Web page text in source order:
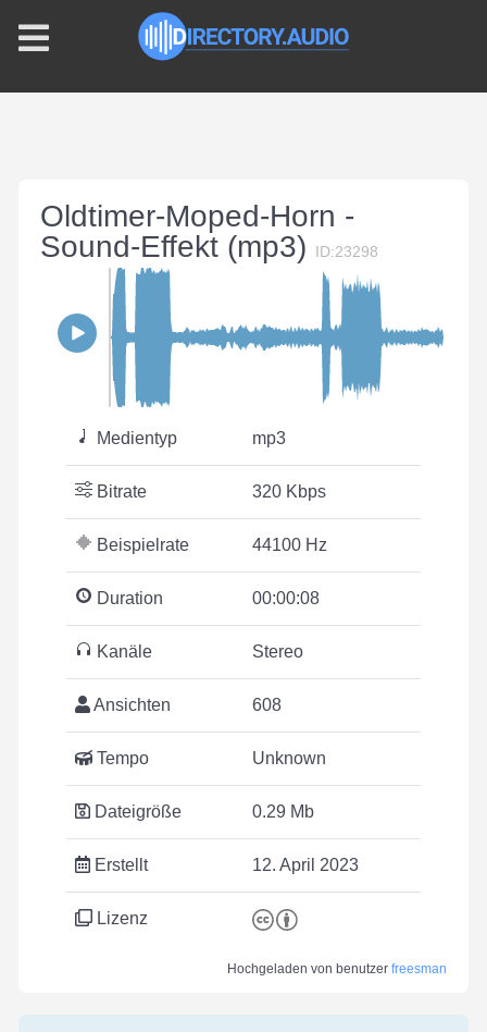
Oldtimer-Moped-Horn -
Sound-Effekt (mp3)
ID:23298
Medientyp mp3
Bitrate 320 Kbps
Beispielrate 44100 Hz
Duration 00:00:08
Kanäle Stereo
Ansichten 608
Tempo Unknown
Dateigröße 0.29 Mb
Erstellt 12. April 2023
Lizenz
Hochgeladen von benutzer freesman